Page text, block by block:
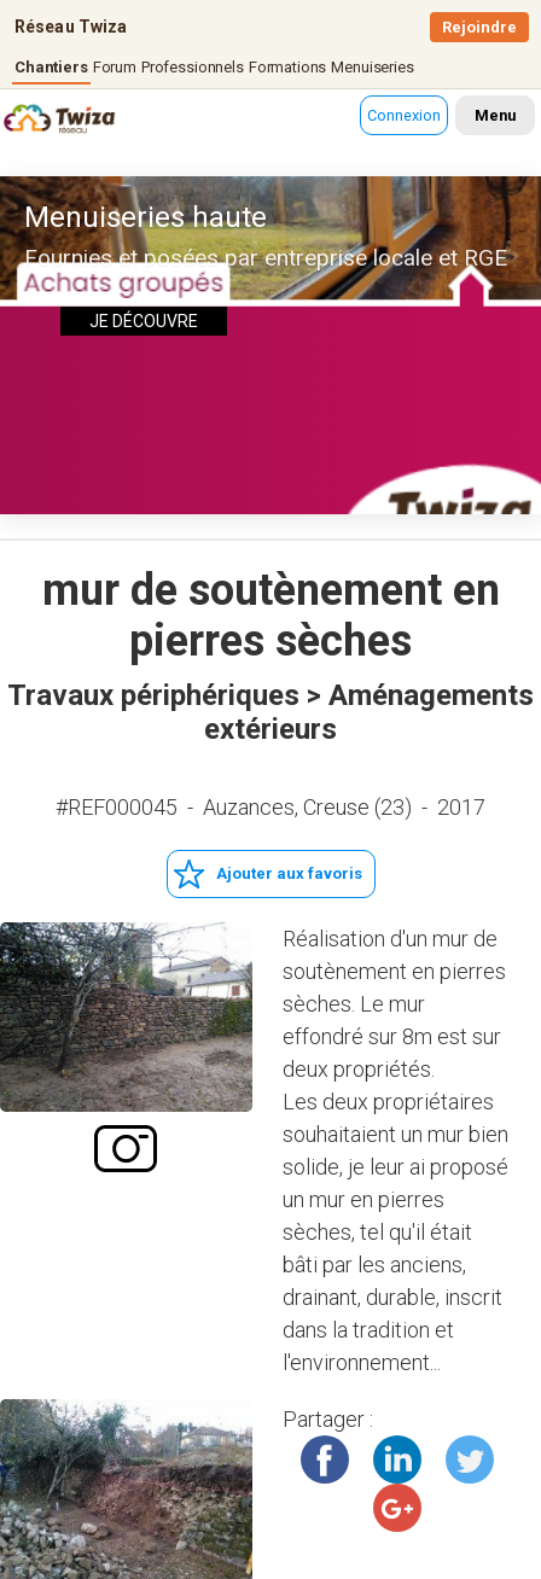
Réseau Twiza
Chantiers Forum Professionnels Formations Menuiseries
Rejoindre
Connexion Menu
Menuiseries haute
Fournies et posées par entreprise locale et RGE
JE DÉCOUVRE
mur de soutènement en
pierres sèches
Travaux périphériques > Aménagements
extérieurs
#REF000045 - Auzances, Creuse (23) - 2017
Ajouter aux favoris
Réalisation d'un mur de
soutènement en pierres
sèches. Le mur
effondré sur 8m est sur
deux propriétés.
Les deux propriétaires
souhaitaient un mur bien
solide, je leur ai proposé
un mur en pierres
sèches, tel qu'il était
bâti par les anciens,
drainant, durable, inscrit
dans la tradition et
l'environnement...
Partager :